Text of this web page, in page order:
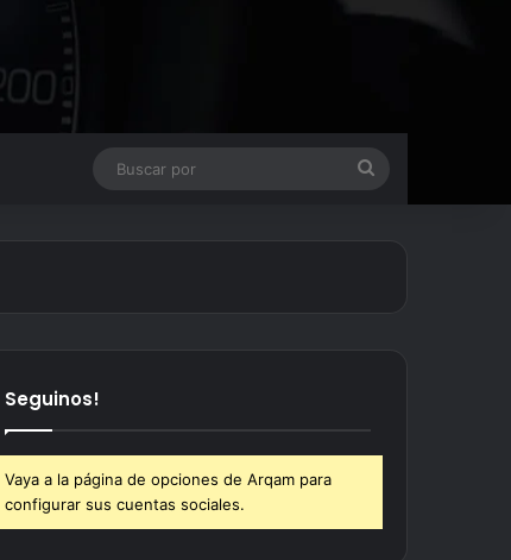
Seguinos!
Vaya a la página de opciones de Arqam para
configurar sus cuentas sociales.